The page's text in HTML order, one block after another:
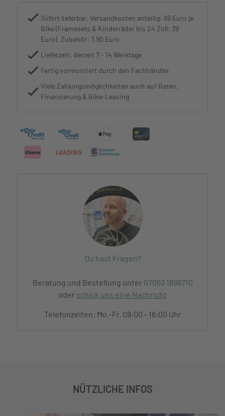
Sofort lieferbar, Versandkosten anteilig: 69 Euro je
Bike (Framesets & Kinderräder bis 24 Zoll: 39
Euro), Zubehör: 7,90 Euro
Lieferzeit: derzeit 7 - 14 Werktage
Fertig vormontiert durch den Fachhändler
Viele Zahlungsmöglichkeiten auch auf Raten,
Finanzierung & Bike-Leasing
Du hast Fragen?
Beratung und Bestellung unter 07053 1898710
oder schick uns eine Nachricht
Telefonzeiten: Mo.-Fr. 09:00 - 16:00 Uhr
NÜTZLICHE INFOS